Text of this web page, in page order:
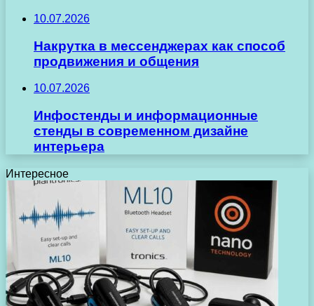
10.07.2026
Накрутка в мессенджерах как способ
продвижения и общения
10.07.2026
Инфостенды и информационные
стенды в современном дизайне
интерьера
Интересное